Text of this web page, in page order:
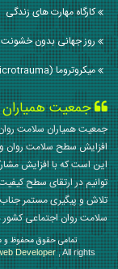
کارگاه مهارت های زندگی
روز جهانی بدون خشونت
میکروتروما (Microtrauma) چیست ؟
جمعیت همیاران
جمعیت همیاران سلامت
افزایش سطح سلامت روان و
این است که با افزایش
توانیم در ارتقای سطح
تلاش و پیگیری مستمر
سلامت روان اجتماعی کشور در سال 1395 راه
تمامی حقوق محفوظ و
Developer, All rights